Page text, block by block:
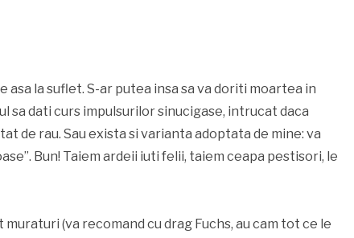
asa la suflet. S-ar putea insa sa va doriti moartea in
sa dati curs impulsurilor sinucigase, intrucat daca
de rau. Sau exista si varianta adoptata de mine: va
Bun! Taiem ardeii iuti felii, taiem ceapa pestisori, le
(va recomand cu drag Fuchs, au cam tot ce le